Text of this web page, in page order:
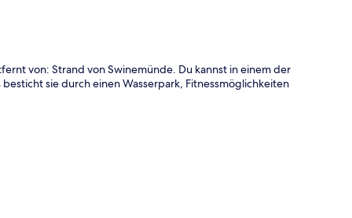
von: Strand von Swinemünde. Du kannst in einem der
sie durch einen Wasserpark, Fitnessmöglichkeiten